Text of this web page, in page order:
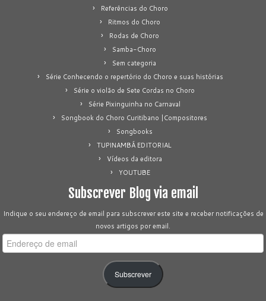
Referências do Choro
Ritmos do Choro
Rodas de Choro
Samba-Choro
Sem categoria
Série Conhecendo o repertório do Choro e suas histórias
Série o violão de Sete Cordas no Choro
Série Pixinguinha no Carnaval
Songbook do Choro Curitibano |Compositores
Songbooks
TUPINAMBÁ EDITORIAL
Vídeos da editora
YOUTUBE
Subscrever Blog via email
Indique o seu endereço de email para subscrever este site e receber notificações de
novos artigos por email.
Endereço
de
Subscrever